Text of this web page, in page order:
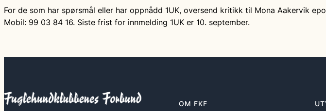
For de som har spørsmål eller har oppnådd 1UK, oversend kritikk til Mona Aakervik
Mobil: 99 03 84 16. Siste frist for innmelding 1UK er 10. september.
OM FKF